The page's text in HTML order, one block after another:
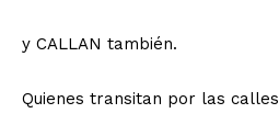
y CALLAN también.
Quienes transitan por las calles